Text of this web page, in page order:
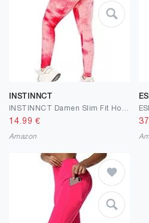
INSTINNCT
14.99 €
Amazon